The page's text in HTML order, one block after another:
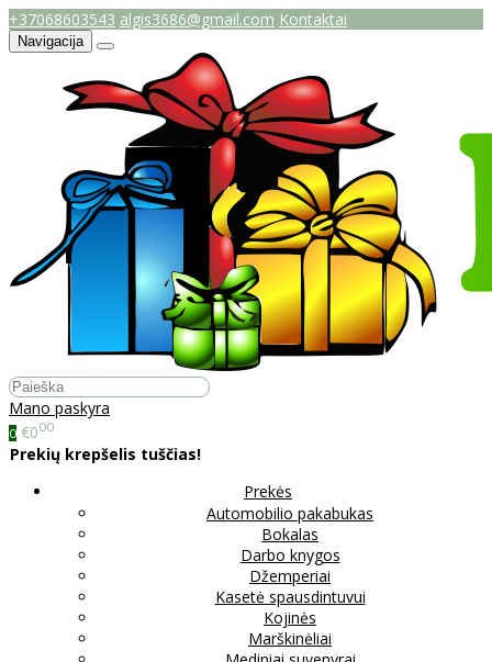
+37068603543 algis3686@gmail.com Kontaktai
Navigacija
Mano paskyra
0 €000
Prekių krepšelis tuščias!
Prekės
Automobilio pakabukas
Bokalas
Darbo knygos
Džemperiai
Kasetė spausdintuvui
Kojinės
Marškinėliai